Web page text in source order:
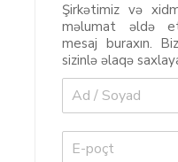
Şirkətimiz və
məlumat əldə
mesaj buraxın.
sizinlə əlaqə